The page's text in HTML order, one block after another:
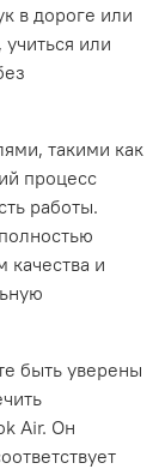
в дороге или
или
такими как
процесс
работы.
качества и
быть уверены
Air. Он